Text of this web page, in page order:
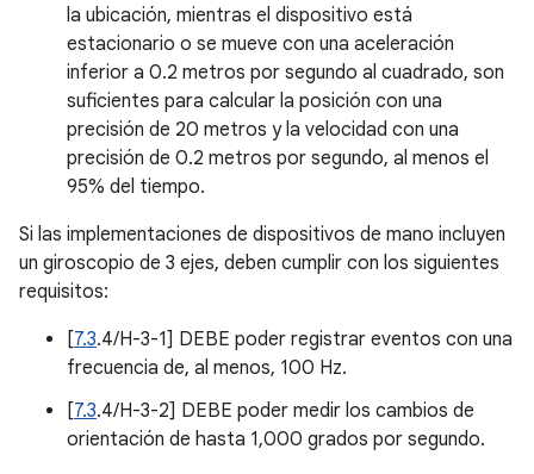
la ubicación, mientras el dispositivo está
estacionario o se mueve con una aceleración
inferior a 0.2 metros por segundo al cuadrado, son
suficientes para calcular la posición con una
precisión de 20 metros y la velocidad con una
precisión de 0.2 metros por segundo, al menos el
95% del tiempo.
Si las implementaciones de dispositivos de mano incluyen
un giroscopio de 3 ejes, deben cumplir con los siguientes
requisitos:
[7.3.4/H-3-1] DEBE poder registrar eventos con una
frecuencia de, al menos, 100 Hz.
[7.3.4/H-3-2] DEBE poder medir los cambios de
orientación de hasta 1,000 grados por segundo.